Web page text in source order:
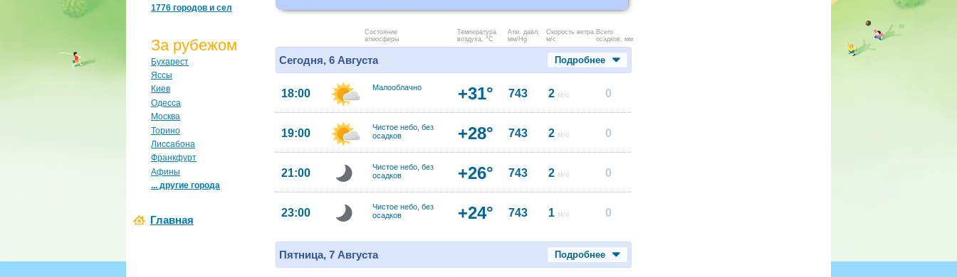
1776 городов и сел
За рубежом
Бухарест
Яссы
Киев
Одесса
Москва
Торино
Лиссабона
Франкфурт
Афины
... другие города
Главная
Состояние
атмосферы
Температура
воздуха, °C
Атм. давл.
мм/Hg
Скорость ветра.
м/с
Всего
осадков, мм
Сегодня, 6 Августа Подробнее
18:00 Малооблачно +31° 743 2 м/с 0
19:00
Чистое небо, без
осадков
+28° 743 2 м/с 0
21:00
Чистое небо, без
осадков
+26° 743 2 м/с 0
23:00
Чистое небо, без
осадков
+24° 743 1 м/с 0
Пятница, 7 Августа Подробнее